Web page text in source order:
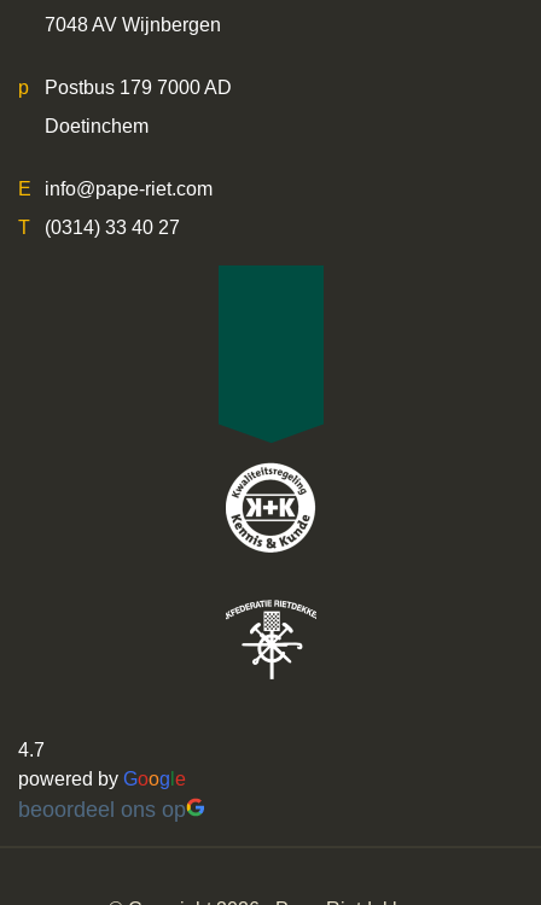
7048 AV Wijnbergen
Postbus 179 7000 AD
Doetinchem
info@pape-riet.com
(0314) 33 40 27
4.7
powered by Goog e
beoordeel ons op